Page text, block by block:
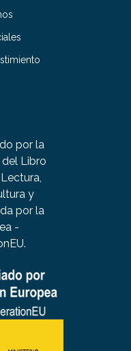
por la
del Libro
y
por la
-